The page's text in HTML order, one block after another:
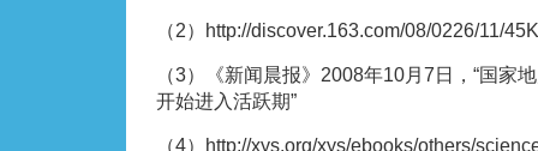
（2）http://discover.163.com/08/0226/11/
（3）《新闻晨报》2008年10月7日，“国家
开始进入活跃期”
（4）http://xys.org/xys/ebooks/others/